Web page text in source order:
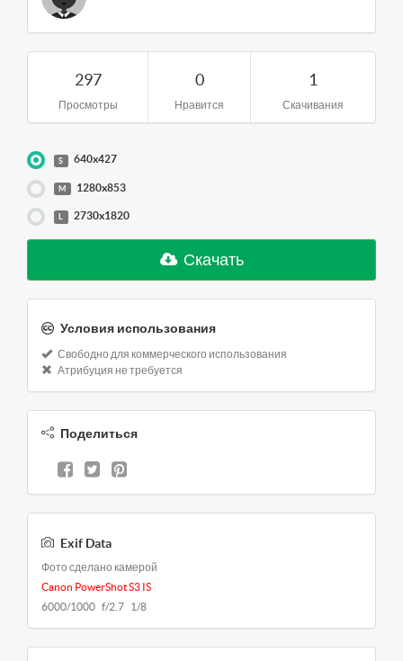
297
Просмотры
0
Нравится
1
Скачивания
S 640x427
M 1280x853
L 2730x1820
Скачать
Условия использования
Свободно для коммерческого использования
Атрибуция не требуется
Поделиться
Exif Data
Фото сделано камерой
Canon PowerShot S3 IS
6000/1000 f/2.7 1/8